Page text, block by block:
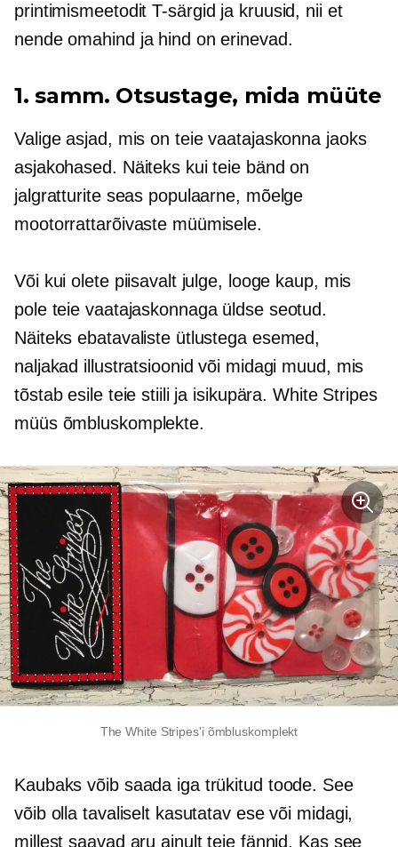
printimismeetoditT-särgid ja kruusid, nii et
nende omahind ja hind on erinevad.
1. samm. Otsustage, mida müüte
Valige asjad, mis on teie vaatajaskonna jaoks
asjakohased. Näiteks kui teie bänd on
jalgratturite seas populaarne, mõelge
mootorrattarõivaste müümisele.
Või kui olete piisavalt julge, looge kaup, mis
pole teie vaatajaskonnaga üldse seotud.
Näiteks ebatavaliste ütlustega esemed,
naljakad illustratsioonid või midagi muud, mis
tõstab esile teie stiili ja isikupära. White Stripes
müüs õmbluskomplekte.
The White Stripes'i õmbluskomplekt
Kaubaks võib saada iga trükitud toode. See
võib olla tavaliselt kasutatav ese või midagi,
millest saavad aru ainult teie fännid. Kas see